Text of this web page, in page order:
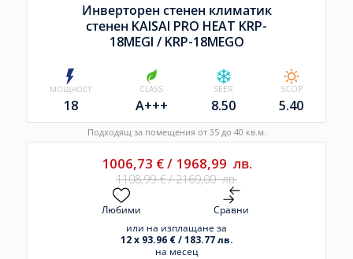
Инверторен стенен климатик
стенен KAISAI PRO HEAT KRP-
18MEGI /KRP-18MEGO
МОЩНОСТ
18
CLASS
A+++
SEER
8.50
SCOP
5.40
Подходящ за помещения от 35 до 40 кв.м.
1006,73 €/ 1968,99 лв.
1108,99€/2169,00лв.
Любими
Сравни
или на изплащане за
12 x 93.96 € / 183.77 лв.
на месец